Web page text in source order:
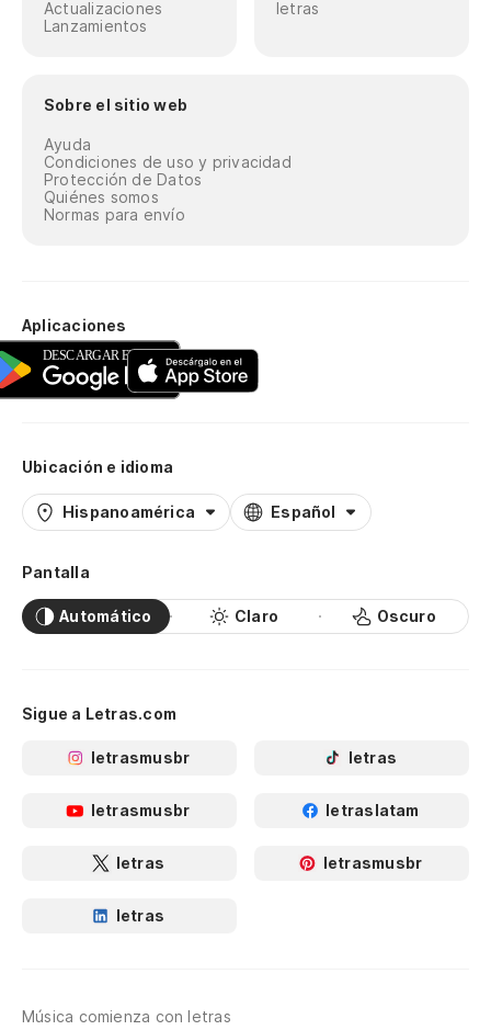
Actualizaciones
Lanzamientos
letras
Sobre el sitio web
Ayuda
Condiciones de uso y privacidad
Protección de Datos
Quiénes somos
Normas para envío
Aplicaciones
Ubicación e idioma
Hispanoamérica Español
Pantalla
Automático Claro Oscuro
Sigue a Letras.com
letrasmusbr letras
letrasmusbr letraslatam
letras letrasmusbr
letras
Música comienza con letras